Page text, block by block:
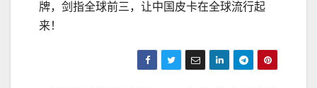
牌，剑指全球前三，让中国皮卡在全球流行起
来！